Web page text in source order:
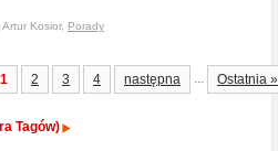
Kosior, Porady
1 2 3 4 następna ... Ostatnia »
Tagów)